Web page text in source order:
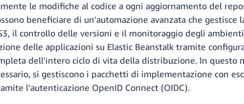
le modifiche al codice a ogni aggiornamento del
beneficiare di un'automazione avanzata che gestisce
il controllo delle versioni e il monitoraggio degli
delle applicazioni su Elastic Beanstalk tramite
dell'intero ciclo di vita della distribuzione. In questo
si gestiscono i pacchetti di implementazione con
l'autenticazione OpenID Connect (OIDC).